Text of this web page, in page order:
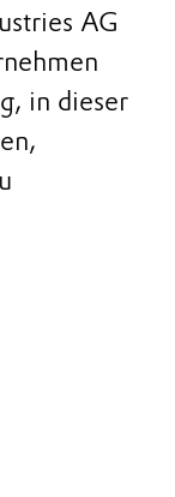
AG
in dieser